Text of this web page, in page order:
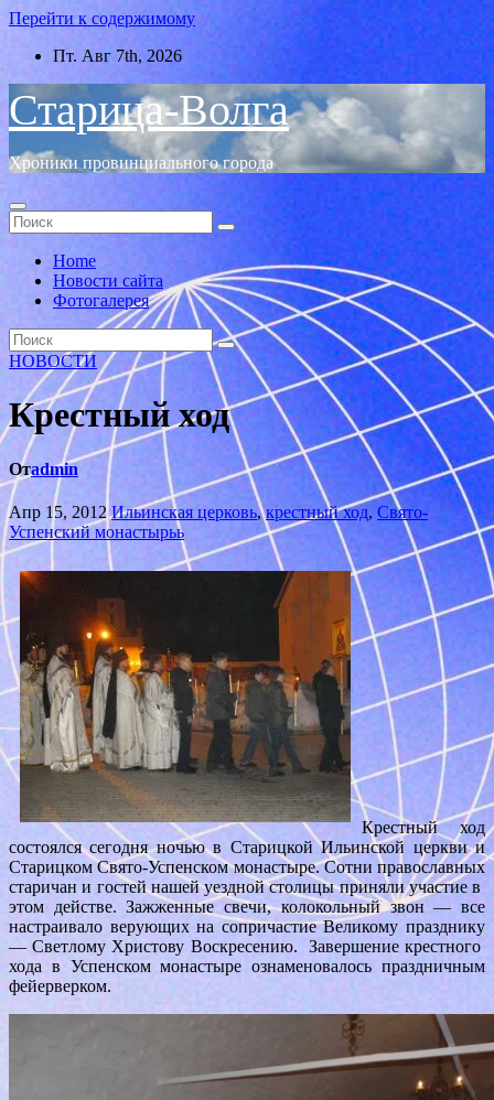
Перейти к содержимому
Пт. Авг 7th, 2026
Старица-Волга
Хроники провинциального города
Home
Новости сайта
Фотогалерея
НОВОСТИ
Крестный ход
Отadmin
Апр 15, 2012 Ильинская церковь,крестный ход, Свято-
Успенский монастырьь
Крестный ход
состоялся сегодня ночью в Старицкой Ильинской церкви и
Старицком Свято-Успенском монастыре. Сотни православных
старичан и гостей нашей уездной столицы приняли участие в
этом действе. Зажженные свечи, колокольный звон — все
настраивало верующих на сопричастие Великому празднику
— Светлому Христову Воскресению. Завершение крестного
хода в Успенском монастыре ознаменовалось праздничным
фейерверком.